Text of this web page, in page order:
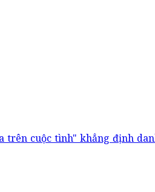
cuộc tình" khẳng định